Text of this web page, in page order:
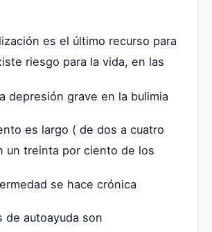
es el último recurso para
riesgo para la vida, en las
depresión grave en la bulimia
es largo ( de dos a cuatro
un treinta por ciento de los
se hace crónica
de autoayuda son